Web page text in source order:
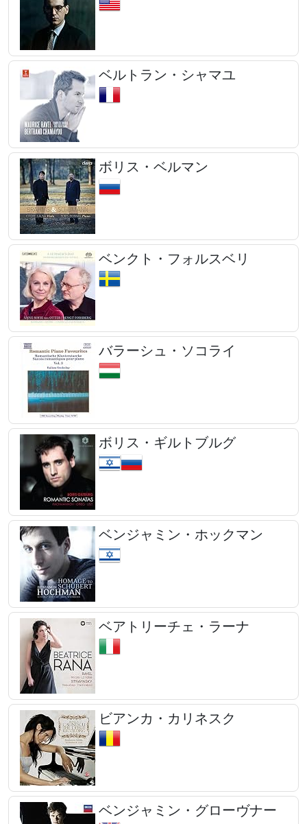
ベルトラン・シャマユ
ボリス・ベルマン
ベンクト・フォルスベリ
バラーシュ・ソコライ
ボリス・ギルトブルグ
ベンジャミン・ホックマン
ベアトリーチェ・ラーナ
ビアンカ・カリネスク
ベンジャミン・グローヴナー